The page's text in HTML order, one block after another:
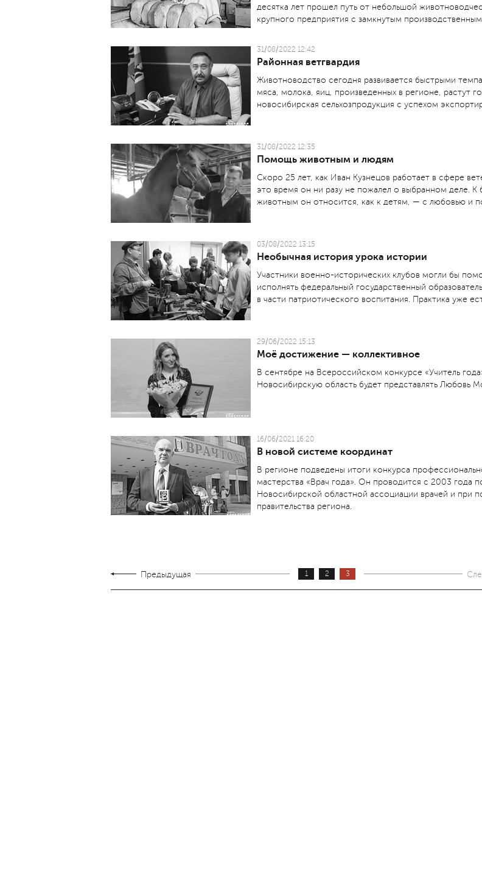
десятка лет прошел путь от небольшой
крупного предприятия с замкнутым
31/08/2022 12:42
Районная ветгвардия
Животноводство сегодня развивается быстрыми
мяса, молока, яиц, произведенных в регионе, растут
новосибирская сельхозпродукция с успехом
31/08/2022 12:35
Помощь животным и людям
Скоро 25 лет, как Иван Кузнецов работает в сфере
это время он ни разу не пожалел о выбранном деле. К
животным он относится, как к детям, — с любовью и
03/08/2022 13:15
Необычная история урока истории
Участники военно-исторических клубов могли бы
исполнять федеральный государственный
в части патриотического воспитания. Практика уже
29/06/2022 15:13
Моё достижение — коллективное
В сентябре на Всероссийском конкурсе «Учитель
Новосибирскую область будет представлять Любовь
16/06/2021 16:20
В новой системе координат
В регионе подведены итоги конкурса
мастерства «Врач года». Он проводится с 2003 года
Новосибирской областной ассоциации врачей и при
правительства региона.
Предыдущая 1 2 3